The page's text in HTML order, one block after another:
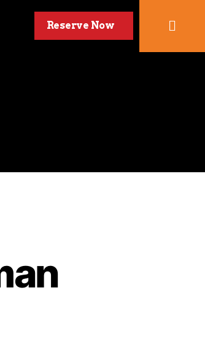
Reserve Now